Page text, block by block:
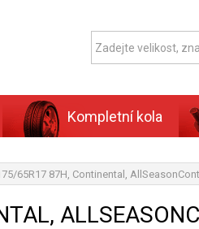
Kompletní kola
65R17 87H, Continental,